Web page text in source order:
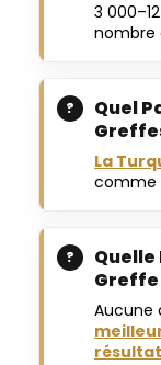
3
nombre
Quel
La
comme
Quelle
Greffe
Aucune